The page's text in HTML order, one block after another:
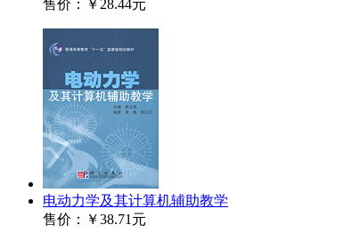
售价：
￥28.44元
电动力学及其计算机辅助教学
售价：
￥38.71元